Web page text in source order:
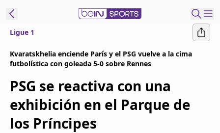
Edition
United States
beIN XTRA
Ligue 1
Kvaratskhelia enciende París y el PSG vuelve a la cima
futbolística con goleada 5-0 sobre Rennes
PSG se reactiva con una
exhibición en el Parque de
los Príncipes